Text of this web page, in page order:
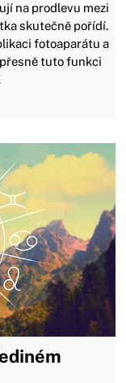
na prodlevu mezi
skutečně pořídí.
fotoaparátu a
tuto funkci